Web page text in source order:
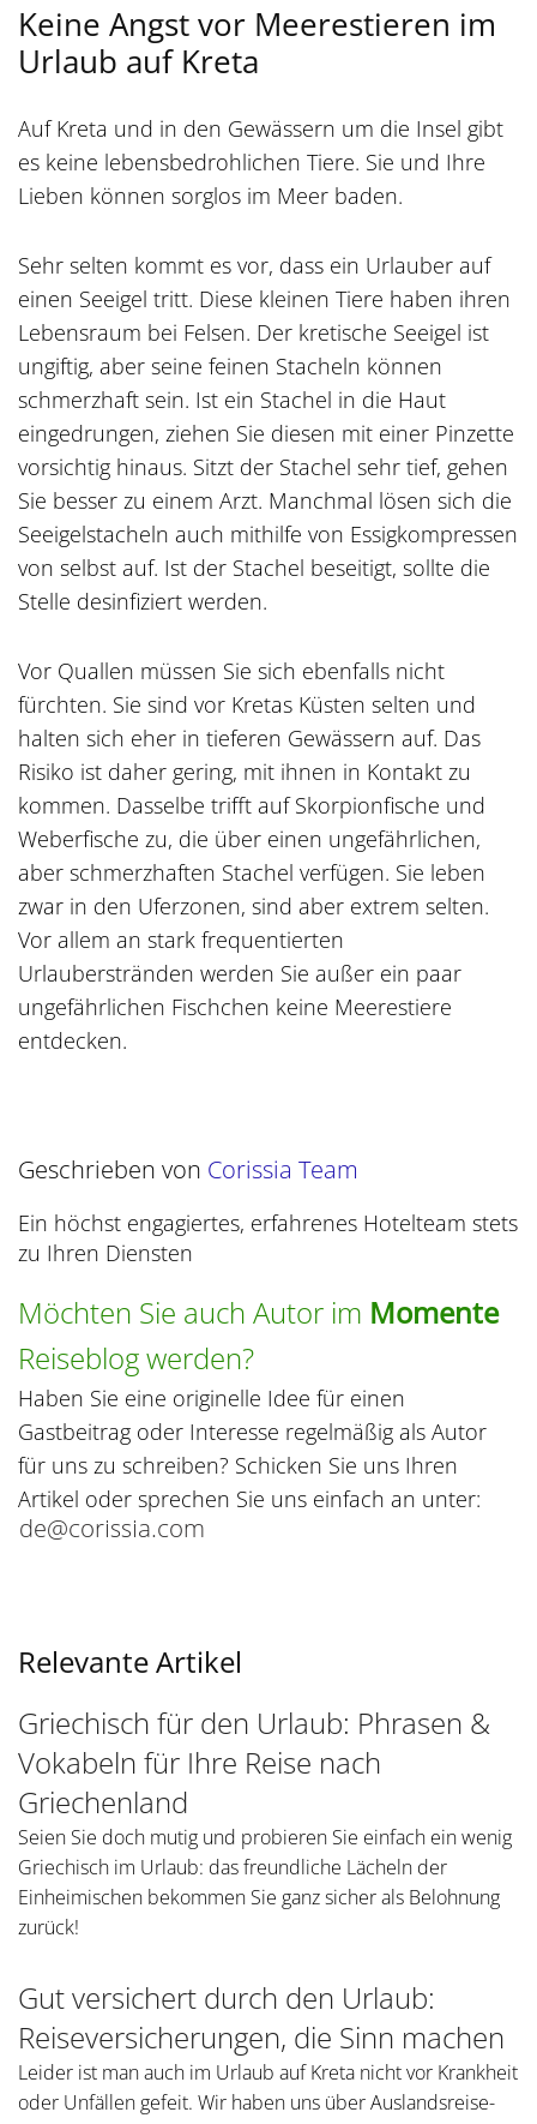
Keine Angst vor Meerestieren im
Urlaub auf Kreta
Auf Kreta und in den Gewässern um die Insel gibt
es keine lebensbedrohlichen Tiere. Sie und Ihre
Lieben können sorglos im Meer baden.
Sehr selten kommt es vor, dass ein Urlauber auf
einen Seeigel tritt. Diese kleinen Tiere haben ihren
Lebensraum bei Felsen. Der kretische Seeigel ist
ungiftig, aber seine feinen Stacheln können
schmerzhaft sein. Ist ein Stachel in die Haut
eingedrungen, ziehen Sie diesen mit einer Pinzette
vorsichtig hinaus. Sitzt der Stachel sehr tief, gehen
Sie besser zu einem Arzt. Manchmal lösen sich die
Seeigelstacheln auch mithilfe von Essigkompressen
von selbst auf. Ist der Stachel beseitigt, sollte die
Stelle desinfiziert werden.
Vor Quallen müssen Sie sich ebenfalls nicht
fürchten. Sie sind vor Kretas Küsten selten und
halten sich eher in tieferen Gewässern auf. Das
Risiko ist daher gering, mit ihnen in Kontakt zu
kommen. Dasselbe trifft auf Skorpionfische und
Weberfische zu, die über einen ungefährlichen,
aber schmerzhaften Stachel verfügen. Sie leben
zwar in den Uferzonen, sind aber extrem selten.
Vor allem an stark frequentierten
Urlauberstränden werden Sie außer ein paar
ungefährlichen Fischchen keine Meerestiere
entdecken.
Geschrieben von Corissia Team
Ein höchst engagiertes, erfahrenes Hotelteam stets
zu Ihren Diensten
Möchten Sie auch Autor im Momente
Reiseblog werden?
Haben Sie eine originelle Idee für einen
Gastbeitrag oder Interesse regelmäßig als Autor
für uns zu schreiben? Schicken Sie uns Ihren
Artikel oder sprechen Sie uns einfach an unter:
Relevante Artikel
Griechisch für den Urlaub: Phrasen &
Vokabeln für Ihre Reise nach
Griechenland
Seien Sie doch mutig und probieren Sie einfach ein wenig
Griechisch im Urlaub: das freundliche Lächeln der
Einheimischen bekommen Sie ganz sicher als Belohnung
zurück!
Gut versichert durch den Urlaub:
Reiseversicherungen, die Sinn machen
Leider ist man auch im Urlaub auf Kreta nicht vor Krankheit
oder Unfällen gefeit. Wir haben uns über Auslandsreise-